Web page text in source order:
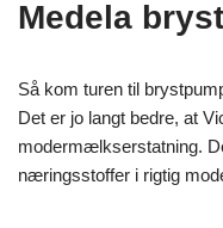
Medela
Så kom turen til
Det er jo langt bedre, at
modermælkserstatning.
næringsstoffer i rigtig